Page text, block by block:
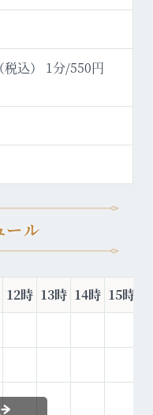
込） 1分/550円
ール
12時 13時 14時 15時